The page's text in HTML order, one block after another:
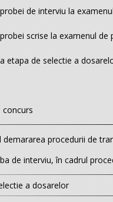
de interviu la
scrise la examenul
etapa de selectie a
demararea procedurii de
de interviu, în cadrul
a dosarelor